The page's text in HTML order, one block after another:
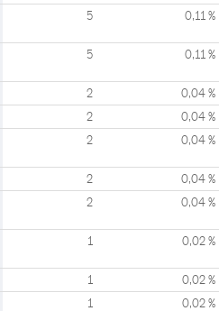
5 0,11 %
5 0,11 %
2 0,04 %
2 0,04 %
2 0,04 %
2 0,04 %
2 0,04 %
1 0,02 %
1 0,02 %
1 0,02 %